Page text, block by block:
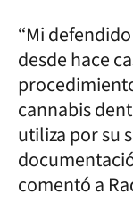
“Mi
desde hace
cannabis
utiliza por su
comentó a